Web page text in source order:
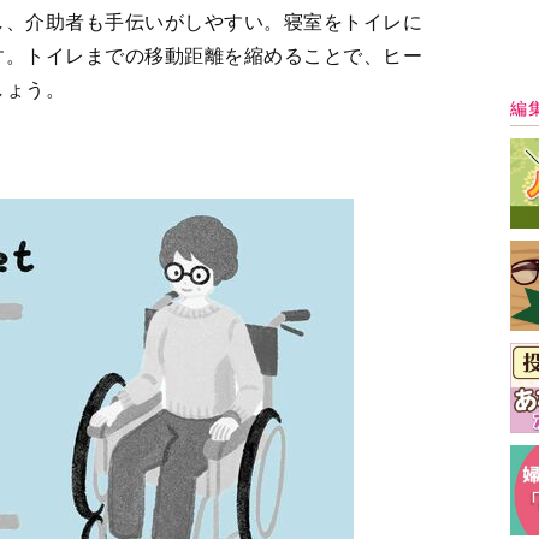
で腰が痛くなる」「低いソファから立ち上が
す。この際、思い切ってソファを処分してし
ェアを置いて、テレビなどもそこで観るので
ダイニングチェアがあるので探してみてくだ
最